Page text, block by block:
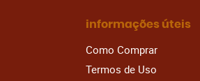
informações úteis
Como Comprar
Termos de Uso